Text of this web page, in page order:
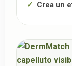
Crea un